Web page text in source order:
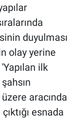
duyulması
olay yerine
ilk
aracında
esnada